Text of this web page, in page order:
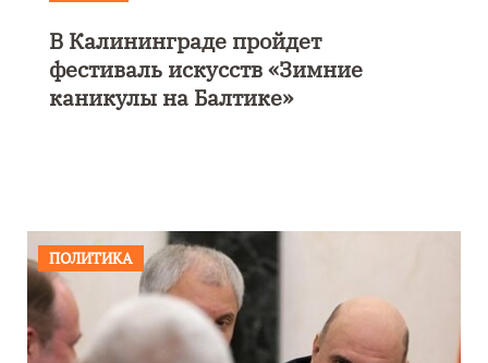
В Калининграде пройдет
фестиваль искусств «Зимние
каникулы на Балтике»
ПОЛИТИКА